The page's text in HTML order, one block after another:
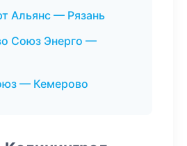
Альянс — Рязань
Союз Энерго —
— Кемерово